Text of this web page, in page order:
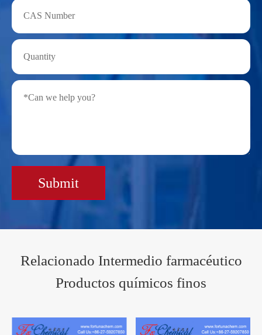
Submit
Relacionado Intermedio farmacéutico
Productos químicos finos